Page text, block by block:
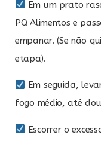
Em um prato
PQ Alimentos e
empanar. (Se não
etapa).
Em seguida,
fogo médio, até
Escorrer o